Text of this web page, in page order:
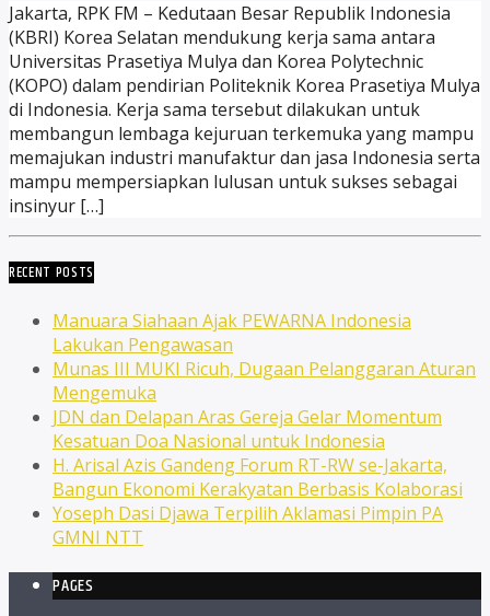
Jakarta, RPK FM – Kedutaan Besar Republik Indonesia
(KBRI) Korea Selatan mendukung kerja sama antara
Universitas Prasetiya Mulya dan Korea Polytechnic
(KOPO) dalam pendirian Politeknik Korea Prasetiya Mulya
di Indonesia. Kerja sama tersebut dilakukan untuk
membangun lembaga kejuruan terkemuka yang mampu
memajukan industri manufaktur dan jasa Indonesia serta
mampu mempersiapkan lulusan untuk sukses sebagai
insinyur […]
RECENT POSTS
Manuara Siahaan Ajak PEWARNA Indonesia
Lakukan Pengawasan
Munas III MUKI Ricuh, Dugaan Pelanggaran Aturan
Mengemuka
JDN dan Delapan Aras Gereja Gelar Momentum
Kesatuan Doa Nasional untuk Indonesia
H. Arisal Azis Gandeng Forum RT-RW se-Jakarta,
Bangun Ekonomi Kerakyatan Berbasis Kolaborasi
Yoseph Dasi Djawa Terpilih Aklamasi Pimpin PA
GMNI NTT
PAGES